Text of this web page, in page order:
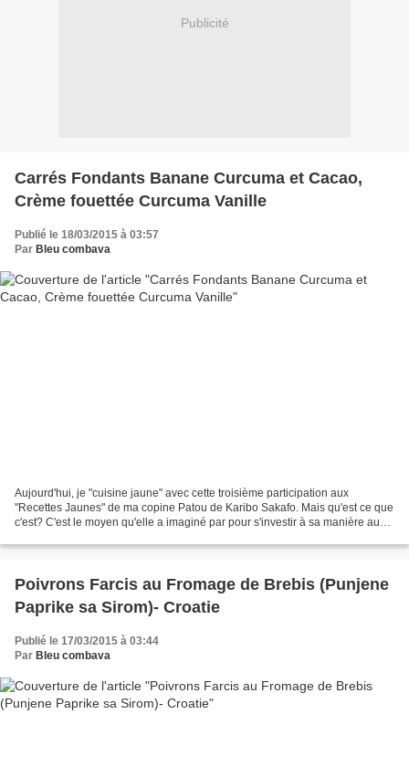
Publicité
Carrés Fondants Banane Curcuma et Cacao,
Crème fouettée Curcuma Vanille
Publié le 18/03/2015 à 03:57
Par Bleu combava
Aujourd'hui, je "cuisine jaune" avec cette troisième participation aux
"Recettes Jaunes" de ma copine Patou de Karibo Sakafo. Mais qu'est ce que
c'est? C'est le moyen qu'elle a imaginé par pour s'investir à sa manière aux
Poivrons Farcis au Fromage de Brebis (Punjene
Paprike sa Sirom)- Croatie
Publié le 17/03/2015 à 03:44
Par Bleu combava